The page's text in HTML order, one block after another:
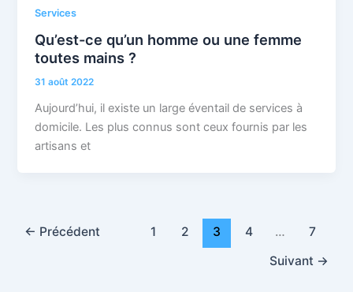
Services
Qu’est-ce qu’un homme ou une femme
toutes mains ?
31 août 2022
Aujourd’hui, il existe un large éventail de services à
domicile. Les plus connus sont ceux fournis par les
artisans et
← Précédent 1 2 3 4 …
7
Suivant →